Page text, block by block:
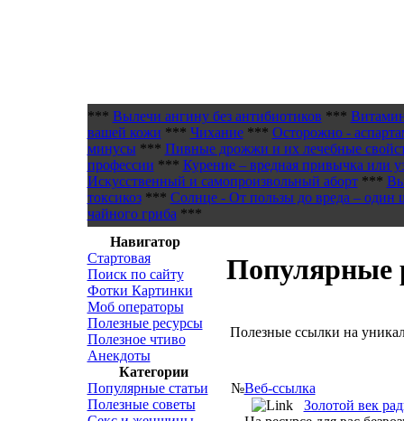
*** Вылечи ангину без антибиотиков ***
вашей кожи *** Чихание*** Осторожно -
минусы*** Пивные дрожжи и их лечебные
профессии *** Курение – вредная привычка или
Искусственный и самопроизвольный аборт***
токсикоз*** Солнце - От пользы до вреда – один
чайного гриба ***
Навигатор
Стартовая
Поиск по сайту
Фотки Картинки
Моб операторы
Полезные ресурсы
Полезное чтиво
Анекдоты
Категории
Популярные статьи
Полезные советы
Популярные
Полезные ссылки на
№Веб-ссылка
Золотой век